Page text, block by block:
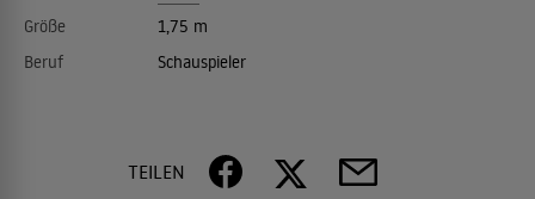
Größe
1,75 m
Beruf
Schauspieler
TEILEN